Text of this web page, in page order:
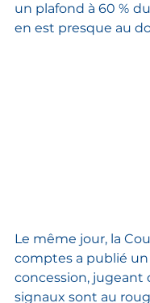
un plafond à 60 %
en est presque au
Le même jour, la
comptes a publié
concession, jugeant
signaux sont au